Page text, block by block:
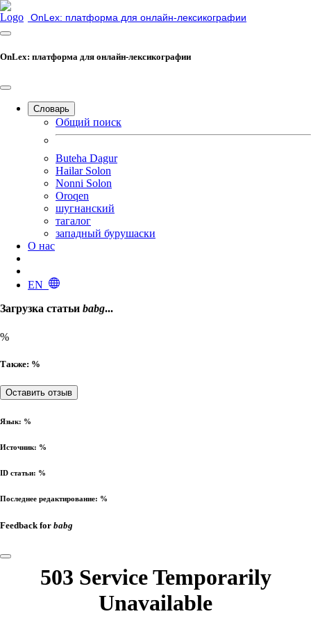
OnLex: платформа для онлайн-лексикографии
OnLex: платформа для онлайн-лексикографии
Словарь
Общий поиск
Buteha Dagur
Hailar Solon
Nonni Solon
Oroqen
шугнанский
тагалог
западный бурушаски
О нас
EN
Загрузка статьи babg...
%
Также: %
Оставить отзыв
Язык: %
Источник: %
ID статьи: %
Последнее редактирование: %
Feedback for babg